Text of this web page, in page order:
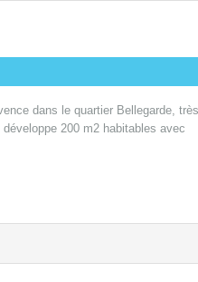
dans le quartier Bellegarde, très
200 m2 habitables avec